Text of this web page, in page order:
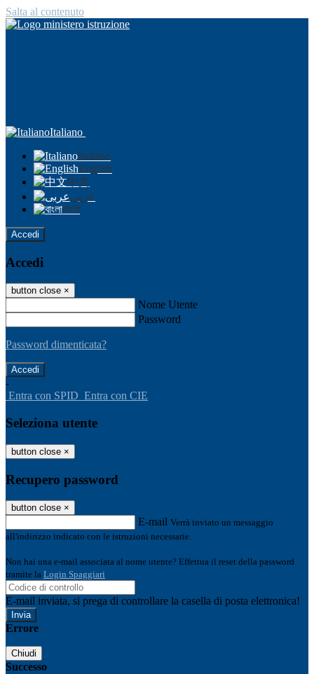
Salta al contenuto
Italiano
Italiano
English
中文
عربى
বাংলা
Accedi
Accedi
button close ×
Nome Utente
Password
Password dimenticata?
-
Entra con SPID Entra con CIE
Seleziona utente
button close ×
Recupero password
button close ×
E-mail Verrà inviato un messaggio
all'indirizzo indicato con le istruzioni necessarie.
Non hai una e-mail associata al nome utente? Effettua il reset della password
tramite la Login Spaggiari
E-mail inviata, si prega di controllare la casella di posta elettronica!
Errore
Chiudi
Successo